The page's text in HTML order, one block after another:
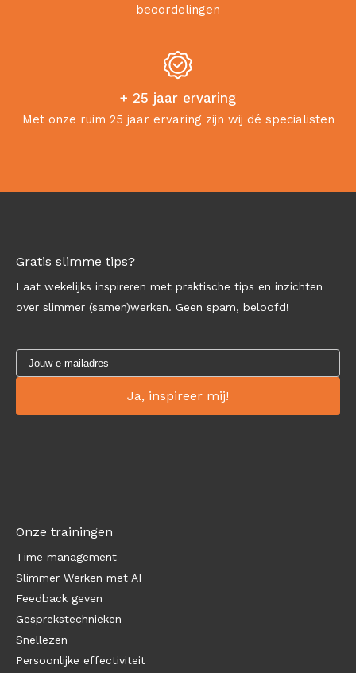
beoordelingen
+ 25 jaar ervaring
Met onze ruim 25 jaar ervaring zijn wij dé specialisten
Gratis slimme tips?
Laat wekelijks inspireren met praktische tips en inzichten
over slimmer (samen)werken. Geen spam, beloofd!
Onze trainingen
Time management
Slimmer Werken met AI
Feedback geven
Gesprekstechnieken
Snellezen
Persoonlijke effectiviteit